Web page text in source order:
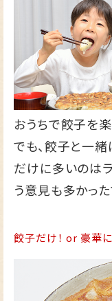
おうちで餃子を
でも、餃子と一
だけに多いのは
う意見も多かった
餃子だけ！ or 豪華に